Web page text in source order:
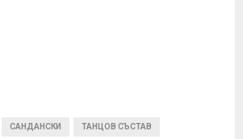
САНДАНСКИ ТАНЦОВ СЪСТАВ